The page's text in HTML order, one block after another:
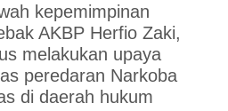
kepemimpinan
AKBP Herfio Zaki,
melakukan upaya
peredaran Narkoba
di daerah hukum